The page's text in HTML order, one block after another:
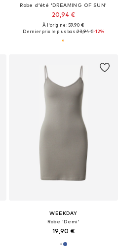
Robe d’été 'DREAMING OF SUN'
20,94 €
À l'origine : 59,90 €
Dernier prix le plus bas :23,94 €-12%
WEEKDAY
Robe 'Demi'
19,90 €